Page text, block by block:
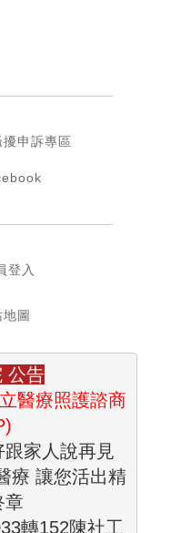
擾申訴專區
登入
圖
公告
醫療照護諮商
跟家人說再見
療 讓您活出精
章
轉152陳社工